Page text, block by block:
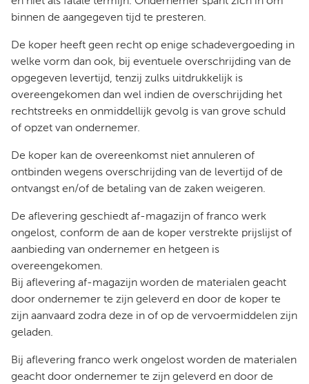
binnen de aangegeven tijd te presteren.
De koper heeft geen recht op enige schadevergoeding in
welke vorm dan ook, bij eventuele overschrijding van de
opgegeven levertijd, tenzij zulks uitdrukkelijk is
overeengekomen dan wel indien de overschrijding het
rechtstreeks en onmiddellijk gevolg is van grove schuld
of opzet van ondernemer.
De koper kan de overeenkomst niet annuleren of
ontbinden wegens overschrijding van de levertijd of de
ontvangst en/of de betaling van de zaken weigeren.
De aflevering geschiedt af-magazijn of franco werk
ongelost, conform de aan de koper verstrekte prijslijst of
aanbieding van ondernemer en hetgeen is
overeengekomen.
Bij aflevering af-magazijn worden de materialen geacht
door ondernemer te zijn geleverd en door de koper te
zijn aanvaard zodra deze in of op de vervoermiddelen zijn
geladen.
Bij aflevering franco werk ongelost worden de materialen
geacht door ondernemer te zijn geleverd en door de